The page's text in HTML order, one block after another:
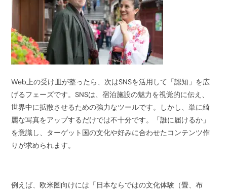
Web上の受け皿が整ったら、次はSNSを活用して「認知」を広
げるフェーズです。SNSは、宿泊施設の魅力を視覚的に伝え、
世界中に拡散させるための強力なツールです。しかし、単に綺
麗な写真をアップするだけでは不十分です。「誰に届けるか」
を意識し、ターゲット国の文化や好みに合わせたコンテンツ作
りが求められます。
例えば、欧米圏向けには「日本ならではの文化体験（畳、布